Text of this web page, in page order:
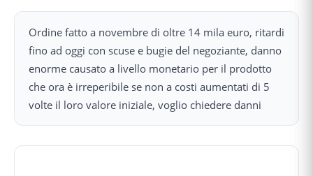
Ordine fatto a novembre di oltre 14 mila euro, ritardi
fino ad oggi con scuse e bugie del negoziante, danno
enorme causato a livello monetario per il prodotto
che ora è irreperibile se non a costi aumentati di 5
volte il loro valore iniziale, voglio chiedere danni